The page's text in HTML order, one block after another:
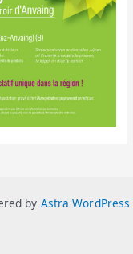
by Astra WordPress